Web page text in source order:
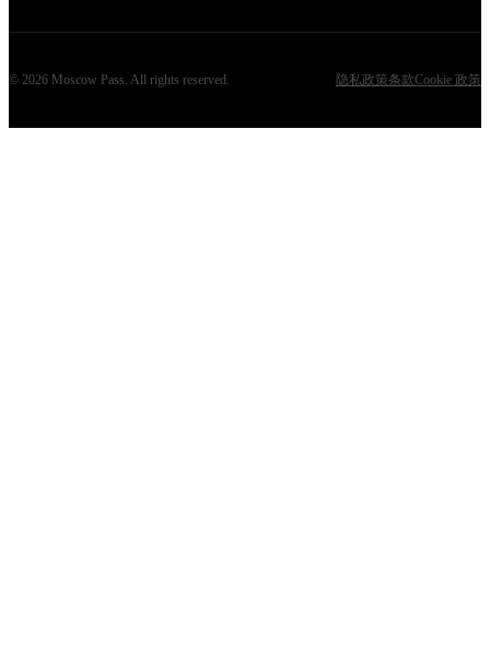
© 2026 Moscow Pass . All rights reserved. 隐私政策条款Cookie 政策